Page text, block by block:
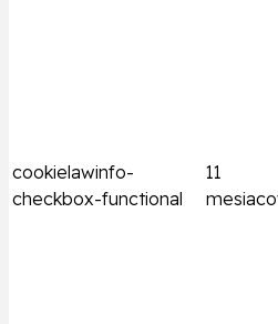
cookielawinfo-
checkbox-functional
11